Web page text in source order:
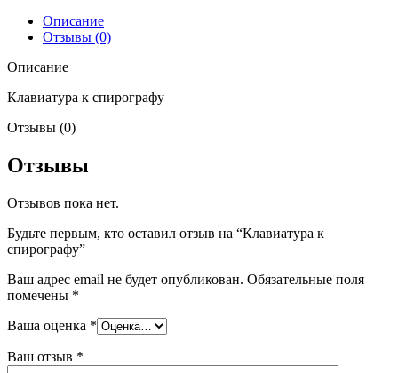
Описание
Отзывы (0)
Описание
Клавиатура к спирографу
Отзывы (0)
Отзывы
Отзывов пока нет.
Будьте первым, кто оставил отзыв на “Клавиатура к
спирографу”
Ваш адрес email не будет опубликован. Обязательные поля
помечены *
Ваша оценка *
Ваш отзыв *